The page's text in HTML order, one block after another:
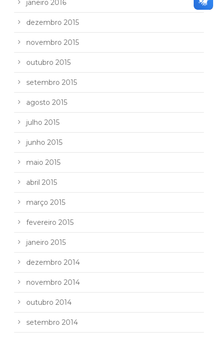
janeiro 2016
dezembro 2015
novembro 2015
outubro 2015
setembro 2015
agosto 2015
julho 2015
junho 2015
maio 2015
abril 2015
março 2015
fevereiro 2015
janeiro 2015
dezembro 2014
novembro 2014
outubro 2014
setembro 2014